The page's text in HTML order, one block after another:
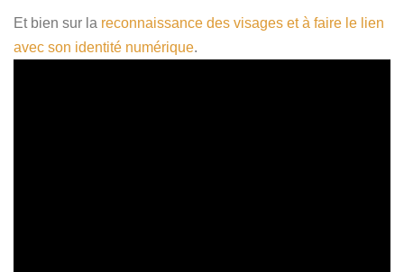
Et bien sur la reconnaissance des visages et à faire le lien
avec son identité numérique.